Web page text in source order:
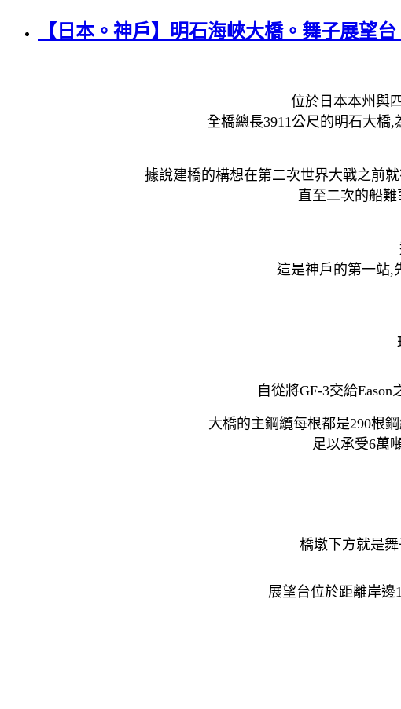
【日本。神戶】明石海峽大橋。舞子展望
位於日本本州與
全橋總長3911公尺的明石大橋
據說建橋的構想在第二次世界大戰之前
直至二次的船難
這是神戶的第一站,
自從將GF-3交給
大橋的主鋼纜每根都是290根
足以承受6萬
橋墩下方就是
展望台位於距離岸邊